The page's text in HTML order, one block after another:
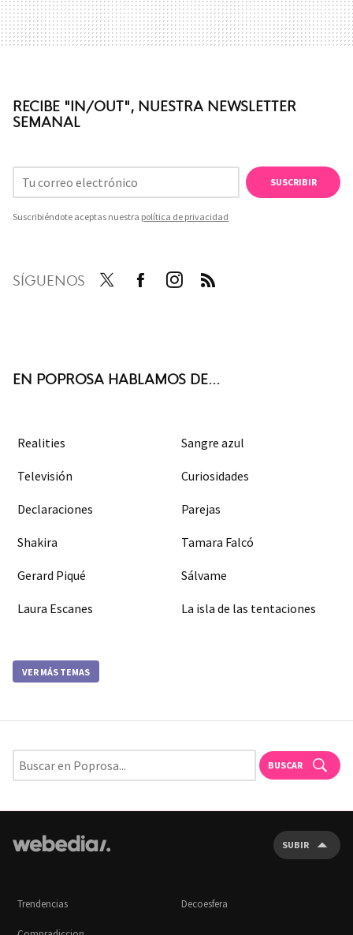
RECIBE "IN/OUT", NUESTRA NEWSLETTER
SEMANAL
SUSCRIBIR
Suscribiéndote aceptas nuestra política de privacidad
SÍGUENOS
EN POPROSA HABLAMOS DE...
Realities Sangre azul
Televisión Curiosidades
Declaraciones Parejas
Shakira Tamara Falcó
Gerard Piqué Sálvame
Laura Escanes La isla de las tentaciones
VER MÁS TEMAS
BUSCAR
SUBIR
Trendencias Decoesfera